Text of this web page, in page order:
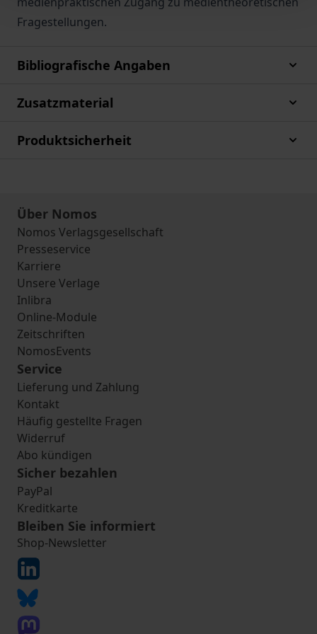
Fragestellungen.
Bibliografische Angaben
Zusatzmaterial
Produktsicherheit
Über Nomos
Nomos Verlagsgesellschaft
Presseservice
Karriere
Unsere Verlage
Inlibra
Online-Module
Zeitschriften
NomosEvents
Service
Lieferung und Zahlung
Kontakt
Häufig gestellte Fragen
Widerruf
Abo kündigen
Sicher bezahlen
PayPal
Kreditkarte
Bleiben Sie informiert
Shop-Newsletter